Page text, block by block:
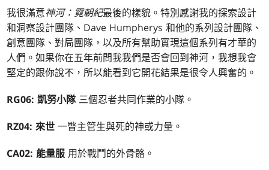
我很滿意神河：霓朝紀最後的樣貌。特別感謝我的探索設計
和洞察設計團隊、Dave Humpherys 和他的系列設計團隊、
創意團隊、對局團隊，以及所有幫助實現這個系列有才華的
人們。如果你在五年前問我我們是否會回到神河，我想我會
堅定的跟你說不，所以能看到它開花結果是很令人興奮的。
RG06: 凱努小隊三個忍者共同作業的小隊。
RZ04: 來世 一瞥主管生與死的神或力量。
CA02: 能量服 用於戰鬥的外骨骼。